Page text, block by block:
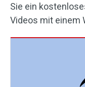
Sie ein
Videos mit einem